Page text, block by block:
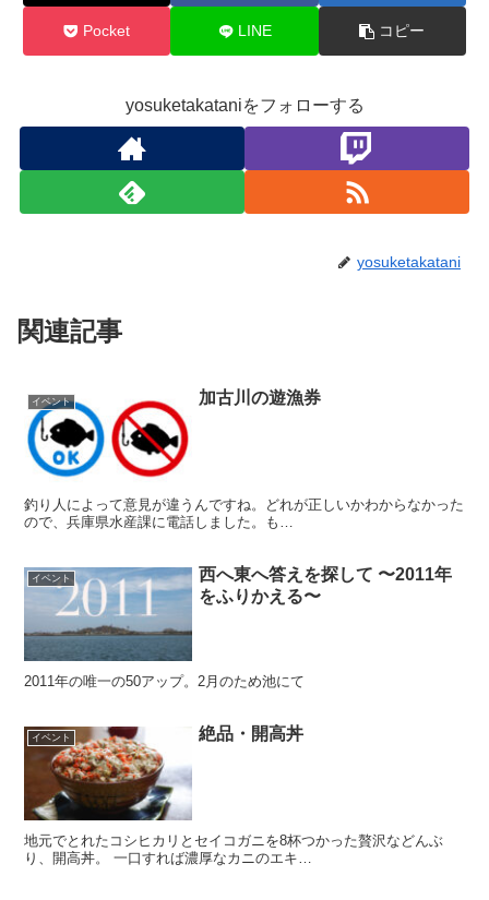
Pocket LINE コピー
yosuketakataniをフォローする
yosuketakatani
関連記事
イベント 加古川の遊漁券
釣り人によって意見が違うんですね。どれが正しいかわからなかった
ので、兵庫県水産課に電話しました。も…
イベント
西へ東へ答えを探して 〜2011年
をふりかえる〜
2011年の唯一の50アップ。2月のため池にて
イベント 絶品・開高丼
地元でとれたコシヒカリとセイコガニを8杯つかった贅沢などんぶ
り、開高丼。 一口すれば濃厚なカニのエキ…